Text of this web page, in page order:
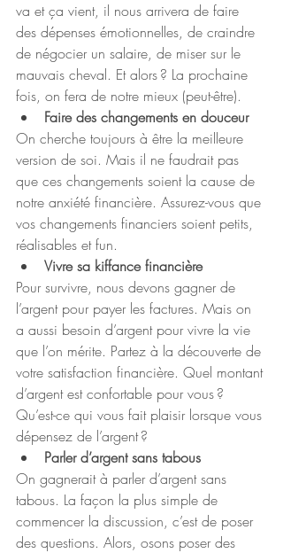
va et ça vient, il nous arrivera de faire
des dépenses émotionnelles, de craindre
de négocier un salaire, de miser sur le
mauvais cheval. Et alors ? La prochaine
fois, on fera de notre mieux (peut-être).
Faire des changements en douceur
On cherche toujours à être la meilleure
version de soi. Mais il ne faudrait pas
que ces changements soient la cause de
notre anxiété financière. Assurez-vous que
vos changements financiers soient petits,
réalisables et fun.
Vivre sa kiffance financière
Pour survivre, nous devons gagner de
l’argent pour payer les factures. Mais on
a aussi besoin d’argent pour vivre la vie
que l’on mérite. Partez à la découverte de
votre satisfaction financière. Quel montant
d’argent est confortable pour vous ?
Qu’est-ce qui vous fait plaisir lorsque vous
dépensez de l’argent ?
Parler d’argent sans tabous
On gagnerait à parler d’argent sans
tabous. La façon la plus simple de
commencer la discussion, c’est de poser
des questions. Alors, osons poser des